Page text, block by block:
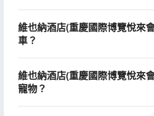
維也納酒店(重慶國際博覽悅來
車？
維也納酒店(重慶國際博覽悅來
寵物？